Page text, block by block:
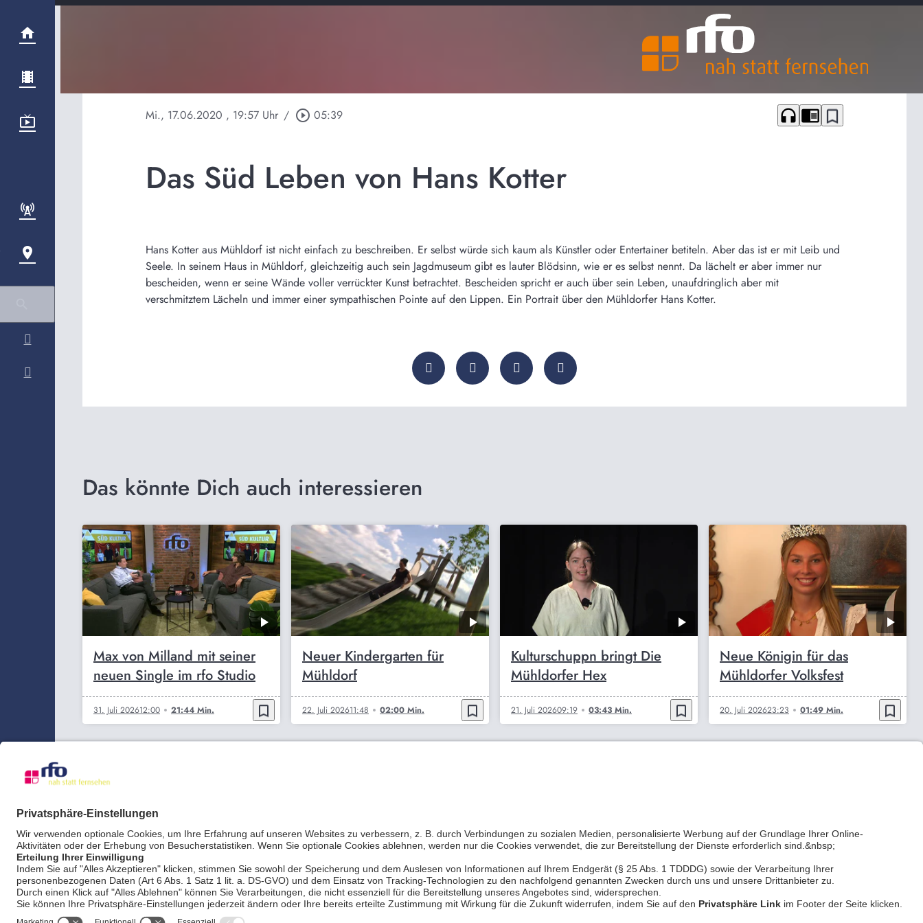
Mi., 17.06.2020 , 19:57 Uhr / play_circle_outline 05:39 headphones chrome_reader_mode bookmark_border
Das Süd Leben von Hans Kotter
Hans Kotter aus Mühldorf ist nicht einfach zu beschreiben. Er selbst würde sich kaum als Künstler oder Entertainer betiteln. Aber das ist er mit Leib und
Seele. In seinem Haus in Mühldorf, gleichzeitig auch sein Jagdmuseum gibt es lauter Blödsinn, wie er es selbst nennt. Da lächelt er aber immer nur
bescheiden, wenn er seine Wände voller verrückter Kunst betrachtet. Bescheiden spricht er auch über sein Leben, unaufdringlich aber mit
verschmitztem Lächeln und immer einer sympathischen Pointe auf den Lippen. Ein Portrait über den Mühldorfer Hans Kotter.
Das könnte Dich auch interessieren
Max von Milland mit seiner
neuen Single im rfo Studio
31. Juli 202612:00 21:44 Min. bookmark_border
Neuer Kindergarten für
Mühldorf
22. Juli 202611:48 02:00 Min. bookmark_border
Kulturschuppn bringt Die
Mühldorfer Hex
21. Juli 202609:19 03:43 Min. bookmark_border
Neue Königin für das
Mühldorfer Volksfest
20. Juli 202623:23 01:49 Min. bookmark_border